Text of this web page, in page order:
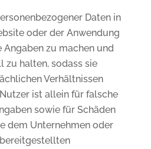
Daten in
oder der Anwendung
zu machen und
zu halten, sodass sie
Verhältnissen
ist allein für falsche
sowie für Schäden
dem Unternehmen oder